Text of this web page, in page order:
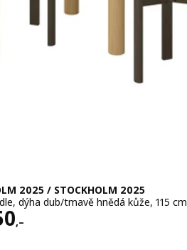
2025 / STOCKHOLM 2025
dýha dub/tmavě hnědá kůže, 115 cm
,–